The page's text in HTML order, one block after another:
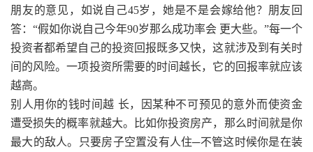
朋友的意见，如说自己45岁，她是不是会嫁给他？朋友回
答：“假如你说自己今年90岁那么成功率会 更大些。”每一个
投资者都希望自己的投资回报既多又快，这就涉及到有关时
间的风险。一项投资所需要的时间越长，它的回报率就应该
越高。
别人用你的钱时间越 长，因某种不可预见的意外而使资金
遭受损失的概率就越大。比如你投资房产，那么时间就是你
最大的敌人。只要房子空置没有人住─不管这时候你是在装